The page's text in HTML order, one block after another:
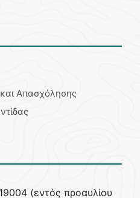
Απασχόλησης
(εντός προαυλίου